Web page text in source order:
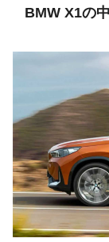
BMW X1の